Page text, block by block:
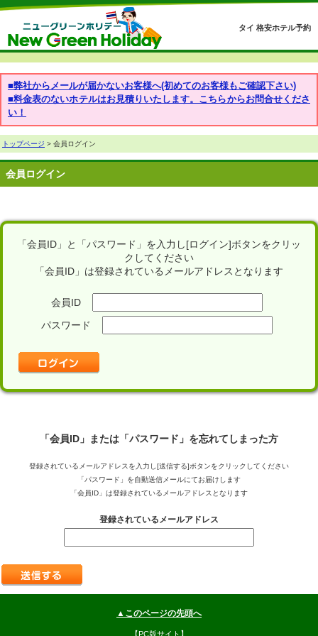
タイ 格安ホテル予約
■弊社からメールが届かないお客様へ(初めてのお客様もご確認下さい)
■料金表のないホテルはお見積りいたします。こちらからお問合せくださ
い！
トップページ > 会員ログイン
会員ログイン
「会員ID」と「パスワード」を入力し[ログイン]ボタンをクリッ
クしてください
「会員ID」は登録されているメールアドレスとなります
会員ID
パスワード
「会員ID」または「パスワード」を忘れてしまった方
登録されているメールアドレスを入力し[送信する]ボタンをクリックしてください
「パスワード」を自動送信メールにてお届けします
「会員ID」は登録されているメールアドレスとなります
登録されているメールアドレス
▲このページの先頭へ
【PC版サイト】